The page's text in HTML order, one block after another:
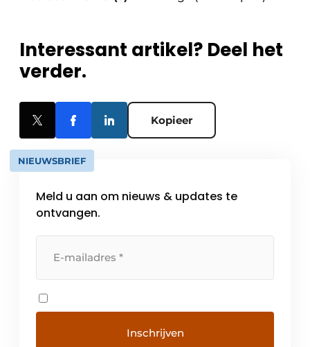
Interessant artikel? Deel het
verder.
Kopieer
NIEUWSBRIEF
Meld u aan om nieuws & updates te
ontvangen.